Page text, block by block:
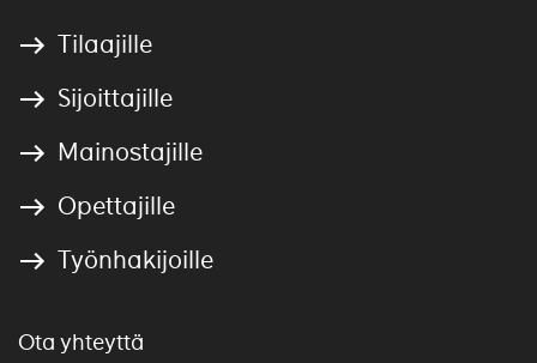
Tilaajille
Sijoittajille
Mainostajille
Opettajille
Työnhakijoille
Ota yhteyttä